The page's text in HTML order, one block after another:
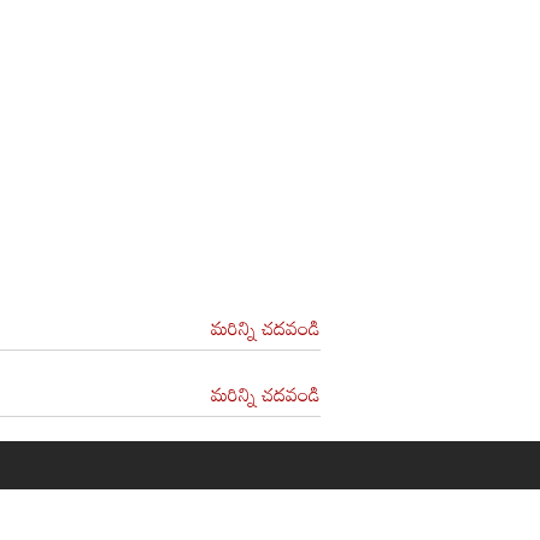
మరిన్ని చదవండి
మరిన్ని చదవండి